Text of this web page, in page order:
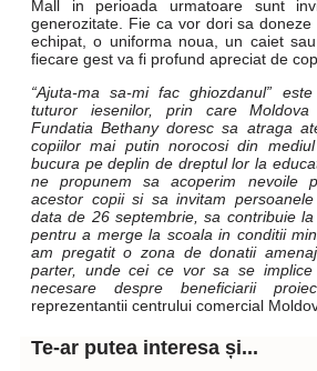
Mall in perioada urmatoare sunt
generozitate. Fie ca vor dori sa
echipat, o uniforma noua, un caiet
fiecare gest va fi profund apreciat de
“Ajuta-ma sa-mi fac ghiozdanul”
tuturor iesenilor, prin care
Fundatia Bethany doresc sa atraga
copiilor mai putin norocosi din
bucura pe deplin de dreptul lor la
ne propunem sa acoperim nevoile
acestor copii si sa invitam
data de 26 septembrie, sa contribuie
pentru a merge la scoala in conditii
am pregatit o zona de donatii
parter, unde cei ce vor sa se implice
necesare despre beneficiarii
reprezentantii centrului comercial
Te-ar putea interesa și...